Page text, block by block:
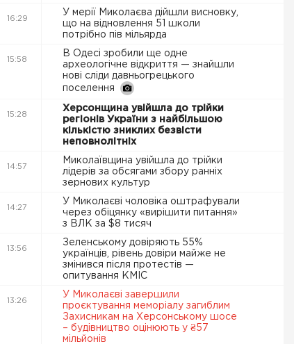
16:29
У мерії Миколаєва дійшли висновку,
що на відновлення 51 школи
потрібно пів мільярда
15:58
В Одесі зробили ще одне
археологічне відкриття — знайшли
нові сліди давньогрецького
поселення
15:28
Херсонщина увійшла до трійки
регіонів України з найбільшою
кількістю зниклих безвісти
неповнолітніх
14:57
Миколаївщина увійшла до трійки
лідерів за обсягами збору ранніх
зернових культур
14:27
У Миколаєві чоловіка оштрафували
через обіцянку «вирішити питання»
з ВЛК за $8 тисяч
13:56
Зеленському довіряють 55%
українців, рівень довіри майже не
змінився після протестів —
опитування КМІС
13:26
У Миколаєві завершили
проєктування меморіалу загиблим
Захисникам на Херсонському шосе
– будівництво оцінюють у ₴57
мільйонів